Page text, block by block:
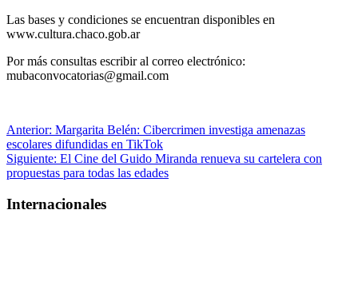
Las bases y condiciones se encuentran disponibles en
www.cultura.chaco.gob.ar
Por más consultas escribir al correo electrónico:
mubaconvocatorias@gmail.com
Navegación
de
entradas
Anterior: Margarita Belén: Cibercrimen investiga amenazas
escolares difundidas en TikTok
Siguiente: El Cine del Guido Miranda renueva su cartelera con
propuestas para todas las edades
Internacionales